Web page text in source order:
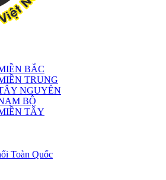
BẮC
TRUNG
NGUYÊN
BỘ
TÂY
Toàn Quốc